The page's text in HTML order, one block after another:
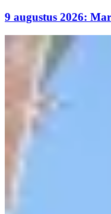
9 augustus 2026: